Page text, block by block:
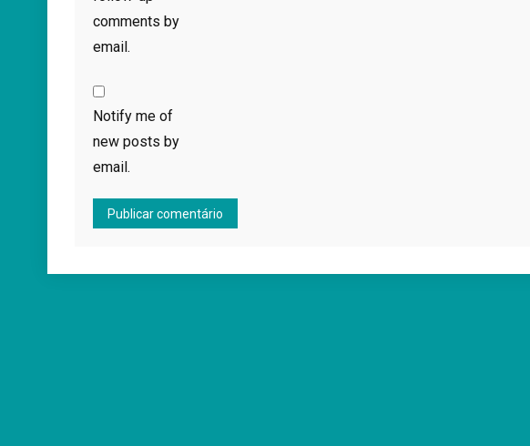
comments by
email.
Notify me of
new posts by
email.